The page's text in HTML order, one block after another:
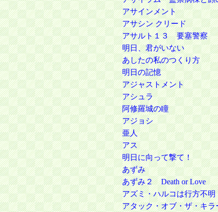
アサインメント
アサシン クリード
アサルト１３ 要塞警察
明日、君がいない
あしたの私のつくり方
明日の記憶
アジャストメント
アシュラ
阿修羅城の瞳
アジョシ
亜人
アス
明日に向って撃て！
あずみ
あずみ２ Death or Love
アズミ・ハルコは行方不明
アタック・オブ・ザ・キラ